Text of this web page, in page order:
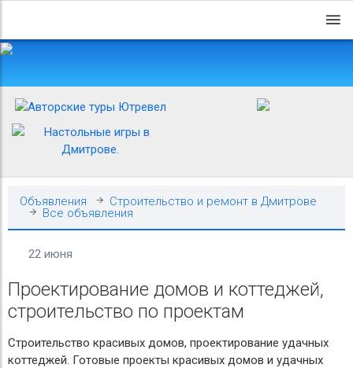
Объявления
Строительство и ремонт в Дмитрове
Все объявления
22 июня
Проектирование домов и коттеджей,
строительство по проектам
Строительство красивых домов, проектирование удачных
коттеджей. Готовые проекты красивых домов и удачных